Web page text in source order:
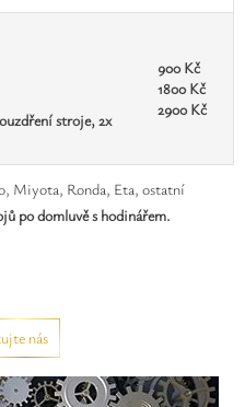
stroje, 2x
900 Kč
1800 Kč
2900 Kč
Miyota, Ronda, Eta, ostatní
po domluvě s hodinářem.
nás